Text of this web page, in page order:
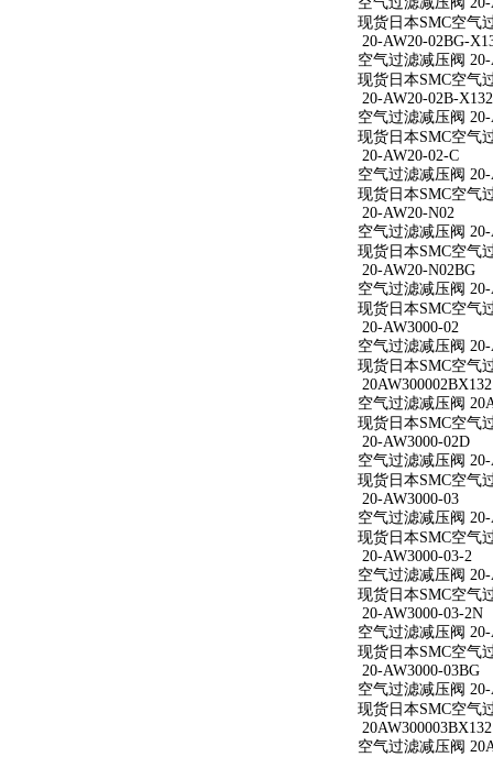
现货日本SMC空气
20-AW20-02BG-
空气过滤减压阀
现货日本SMC空气
20-AW20-02B-X132
空气过滤减压阀
现货日本SMC空气
20-AW20-02-C
空气过滤减压阀 20-
现货日本SMC空气
20-AW20-N02
空气过滤减压阀
现货日本SMC空气
20-AW20-N02BG
空气过滤减压阀
现货日本SMC空气
20-AW3000-02
空气过滤减压阀 20-
现货日本SMC空气
20AW300002BX132
空气过滤减压阀
现货日本SMC空气
20-AW3000-02D
空气过滤减压阀 20-
现货日本SMC空气
20-AW3000-03
空气过滤减压阀 20-
现货日本SMC空气
20-AW3000-03-2
空气过滤减压阀 20-
现货日本SMC空气
20-AW3000-03-2N
空气过滤减压阀
现货日本SMC空气
20-AW3000-03BG
空气过滤减压阀 20-
现货日本SMC空气
20AW300003BX132
空气过滤减压阀